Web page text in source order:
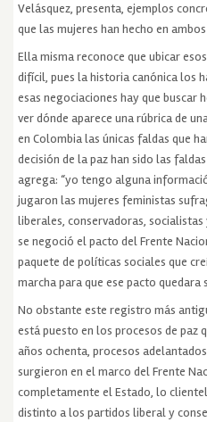
Velásquez, presenta, ejemplos
que las mujeres han hecho en
Ella misma reconoce que ubicar
difícil, pues la historia canónica los
esas negociaciones hay que buscar
ver dónde aparece una rúbrica de
en Colombia las únicas faldas que
decisión de la paz han sido las
agrega: “yo tengo alguna
jugaron las mujeres feministas
liberales, conservadoras,
se negoció el pacto del Frente
paquete de políticas sociales que
marcha para que ese pacto quedara
No obstante este registro más
está puesto en los procesos de paz
años ochenta, procesos
surgieron en el marco del Frente
completamente el Estado, lo
distinto a los partidos liberal y